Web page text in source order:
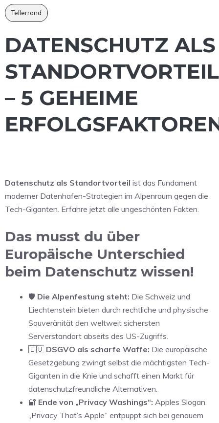
Tellerrand
DATENSCHUTZ ALS
STANDORTVORTEIL
– 5 GEHEIME
Datenschutz als Standortvorteil ist das Fundament
moderner Datenhafen-Strategien im Alpenraum gegen die
Tech-Giganten. Erfahre jetzt alle ungeschönten Fakten.
Das musst du über
Europäische Unterschied
beim Datenschutz wissen!
🛡️ Die Alpenfestung steht: Die Schweiz und
Liechtenstein bieten durch rechtliche und physische
Souveränität den weltweit sichersten
Serverstandort abseits des US-Zugriffs.
🇪🇺 DSGVO als scharfe Waffe: Die europäische
Gesetzgebung zwingt selbst die mächtigsten Tech-
Giganten in die Knie und schafft einen Markt für
datenschutzfreundliche Alternativen.
🔐 Ende von „Privacy Washings“: Apples Slogan
„Privacy That’s Apple“ entpuppt sich bei genauem